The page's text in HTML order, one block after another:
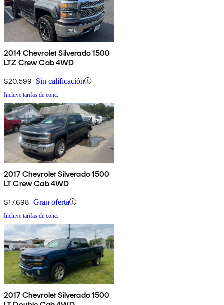
2014 Chevrolet Silverado 1500
LTZ Crew Cab 4WD
$20,599 Sin calificación
Incluye tarifas de conc.
2017 Chevrolet Silverado 1500
LT Crew Cab 4WD
$17,698 Gran oferta
Incluye tarifas de conc.
2017 Chevrolet Silverado 1500